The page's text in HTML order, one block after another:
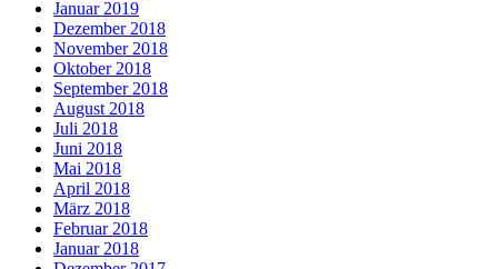
Januar 2019
Dezember 2018
November 2018
Oktober 2018
September 2018
August 2018
Juli 2018
Juni 2018
Mai 2018
April 2018
März 2018
Februar 2018
Januar 2018